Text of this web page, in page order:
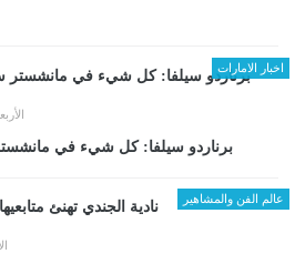
اخبار الامارات
الأربعاء 06 نوفمبر 2024
برناردو سيلفا: كل شيء في
عالم الفن والمشاهير